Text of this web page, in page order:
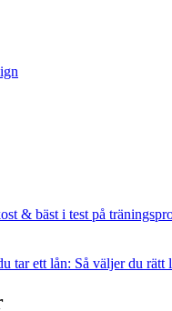
& bäst i test på
tar ett lån: Så väljer du rätt